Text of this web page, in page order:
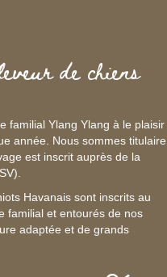
de chiens
familial Ylang Ylang à le plaisir
année. Nous sommes titulaire
est inscrit auprès de la
Havanais sont inscrits au
familial et entourés de nos
adaptée et de grands